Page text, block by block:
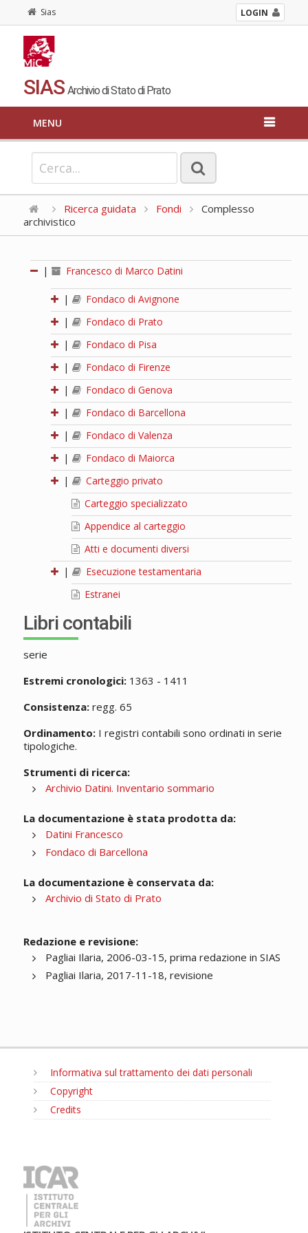
Sias LOGIN
SIAS Archivio di Stato di Prato
MENU
Ricerca guidata Fondi
Complesso
archivistico
| Francesco di Marco Datini
|
Fondaco di Avignone
|
Fondaco di Prato
|
Fondaco di Pisa
|
Fondaco di Firenze
|
Fondaco di Genova
|
Fondaco di Barcellona
|
Fondaco di Valenza
|
Fondaco di Maiorca
|
Carteggio privato
Carteggio specializzato
Appendice al carteggio
Atti e documenti diversi
|
Esecuzione testamentaria
Estranei
Libri contabili
serie
Estremi cronologici:1363 - 1411
Consistenza:regg. 65
Ordinamento:I registri contabili sono ordinati in serie
tipologiche.
Strumenti di ricerca:
Archivio Datini. Inventario sommario
La documentazione è stata prodotta da:
Datini Francesco
Fondaco di Barcellona
La documentazione è conservata da:
Archivio di Stato di Prato
Redazione e revisione:
Pagliai Ilaria, 2006-03-15, prima redazione in SIAS
Pagliai Ilaria, 2017-11-18, revisione
Informativa sul trattamento dei dati personali
Copyright
Credits